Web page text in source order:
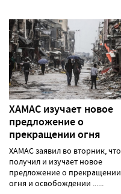
ХАМАС изучает новое
предложение о
прекращении огня
ХАМАС заявил во вторник, что
получил и изучает новое
предложение о прекращении
огня и освобождении ......